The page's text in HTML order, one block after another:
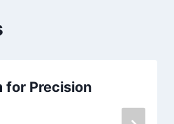
for Precision